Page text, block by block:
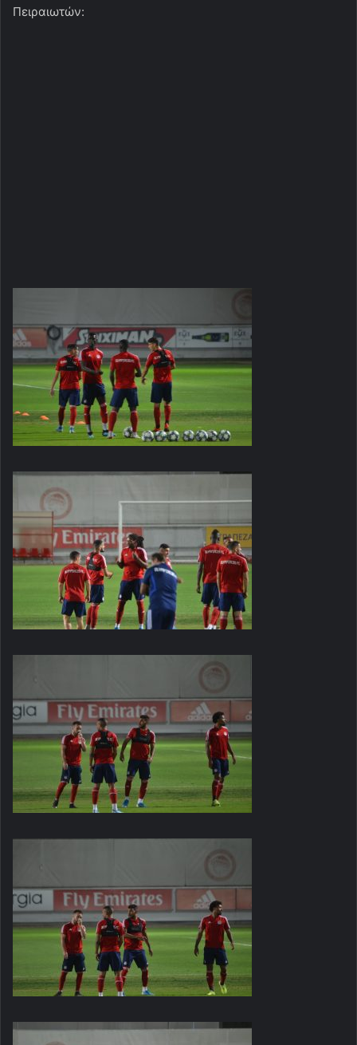
Πειραιωτών: